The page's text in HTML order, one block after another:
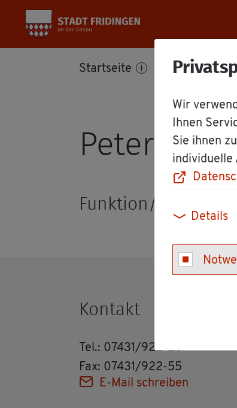
Wir
Ihnen
Sie ihnen
individuelle
Details
Start­sei­te
Peter
Funk­ti­on/Rolle:
Kon­takt
Tel.: 07431/922-20
Fax: 07431/922-55
E-Mail schrei­ben